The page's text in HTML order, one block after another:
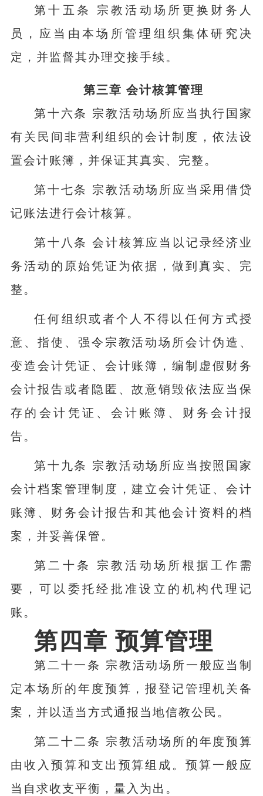
第十五条 宗教活动场所更换财务人
员，应当由本场所管理组织集体研究决
定，并监督其办理交接手续。
第三章 会计核算管理
第十六条 宗教活动场所应当执行国家
有关民间非营利组织的会计制度，依法设
置会计账簿，并保证其真实、完整。
第十七条 宗教活动场所应当采用借贷
记账法进行会计核算。
第十八条 会计核算应当以记录经济业
务活动的原始凭证为依据，做到真实、完
整。
任何组织或者个人不得以任何方式授
意、指使、强令宗教活动场所会计伪造、
变造会计凭证、会计账簿，编制虚假财务
会计报告或者隐匿、故意销毁依法应当保
存的会计凭证、会计账簿、财务会计报
告。
第十九条 宗教活动场所应当按照国家
会计档案管理制度，建立会计凭证、会计
账簿、财务会计报告和其他会计资料的档
案，并妥善保管。
第二十条 宗教活动场所根据工作需
要，可以委托经批准设立的机构代理记
账。
第四章 预算管理
第二十一条 宗教活动场所一般应当制
定本场所的年度预算，报登记管理机关备
案，并以适当方式通报当地信教公民。
第二十二条 宗教活动场所的年度预算
由收入预算和支出预算组成。预算一般应
当自求收支平衡，量入为出。